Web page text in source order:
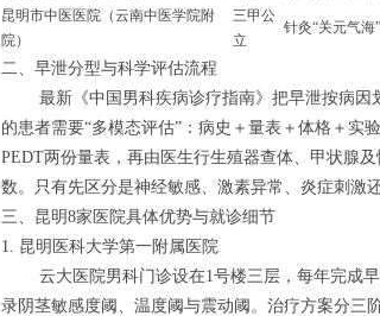
昆明市中医医院（云南中医学院附
院）
三甲公
立
针灸“关元气海
二、早泄分型与科学评估流程
最新《中国男科疾病诊疗指南》把早泄按病
的患者需要“多模态评估”：病史＋量表＋体格＋实
PEDT两份量表，再由医生行生殖器查体、甲状腺
数。只有先区分是神经敏感、激素异常、炎症刺激
三、昆明8家医院具体优势与就诊细节
1. 昆明医科大学第一附属医院
云大医院男科门诊设在1号楼三层，每年完成
录阴茎敏感度阈、温度阈与震动阈。治疗方案分三